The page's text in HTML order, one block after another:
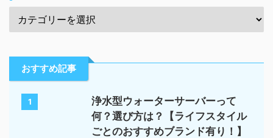
おすすめ記事
1
浄水型ウォーターサーバーって
何？選び方は？【ライフスタイル
ごとのおすすめブランド有り！】